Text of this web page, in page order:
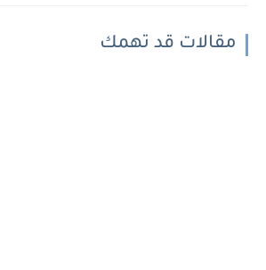
مقالات قد تهمك